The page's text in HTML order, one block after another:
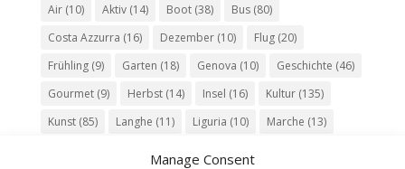
Manage Consent
Air(10) Aktiv(14) Boot(38) Bus(80)
Costa Azzurra (16) Dezember(10) Flug(20)
Frühling(9) Garten (18) Genova (10) Geschichte (46)
Gourmet(9) Herbst(14) Insel (16) Kultur(135)
Kunst(85) Langhe (11) Liguria (10) Marche (13)